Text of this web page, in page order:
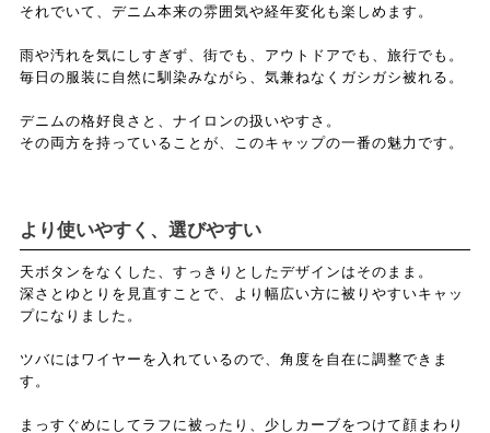
それでいて、デニム本来の雰囲気や経年変化も楽しめます。
雨や汚れを気にしすぎず、街でも、アウトドアでも、旅行でも。
毎日の服装に自然に馴染みながら、気兼ねなくガシガシ被れる。
デニムの格好良さと、ナイロンの扱いやすさ。
その両方を持っていることが、このキャップの一番の魅力です。
より使いやすく、選びやすい
天ボタンをなくした、すっきりとしたデザインはそのまま。
深さとゆとりを見直すことで、より幅広い方に被りやすいキャッ
プになりました。
ツバにはワイヤーを入れているので、角度を自在に調整できま
す。
まっすぐめにしてラフに被ったり、少しカーブをつけて顔まわり